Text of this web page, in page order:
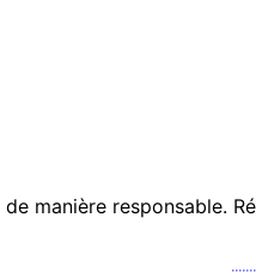
manière responsable.